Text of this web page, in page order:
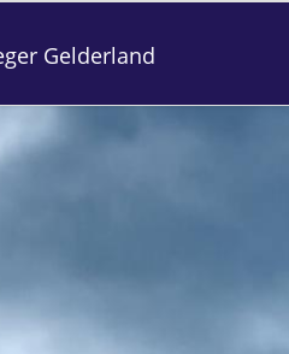
Gelderland